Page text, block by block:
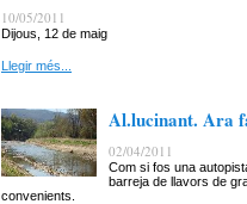
10/05/2011
Dijous, 12 de maig
Llegir més...
Al.lucinant. Ara
02/04/2011
Com si fos una
barreja de llavors de
convenients.